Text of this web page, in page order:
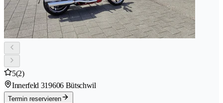
5(2)
Innerfeld 319606 Bütschwil
Termin reservieren